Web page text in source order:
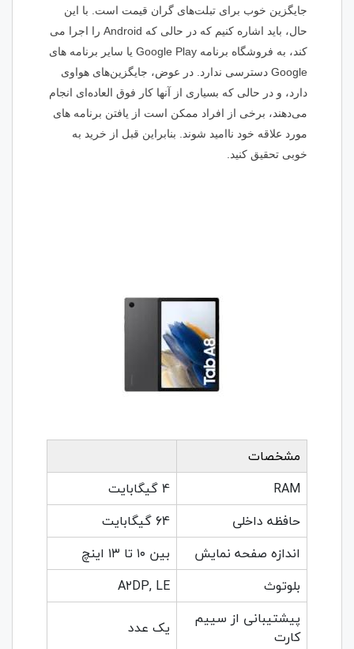
جایگزین خوب برای تبلت‌های گران قیمت است. با این
حال، باید اشاره کنیم که در حالی که Android را اجرا می
کند، به فروشگاه برنامه Google Play یا سایر برنامه های
Google دسترسی ندارد. در عوض، جایگزین‌های هواوی
دارد، و در حالی که بسیاری از آنها کار فوق العاده‌ای انجام
می‌دهند، برخی از افراد ممکن است از یافتن برنامه های
مورد علاقه خود ناامید شوند. بنابراین قبل از خرید به
خوبی تحقیق کنید.
مشخصات
RAM
4 گیگابایت
حافظه داخلی
64 گیگابایت
اندازه صفحه نمایش
بین ۱۰ تا ۱۳ اینچ
بلوتوث
A۲DP, LE
پیشتیبانی از سییم
کارت
یک عدد